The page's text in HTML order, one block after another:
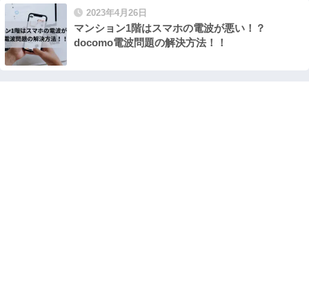
2023年4月26日
マンション1階はスマホの電波が悪い！？
docomo電波問題の解決方法！！